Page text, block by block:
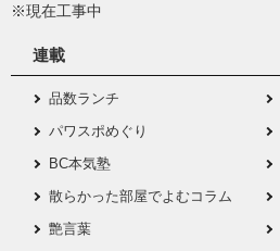
※現在工事中
連載
品数ランチ
パワスポめぐり
BC本気塾
散らかった部屋でよむコラム
艶言葉